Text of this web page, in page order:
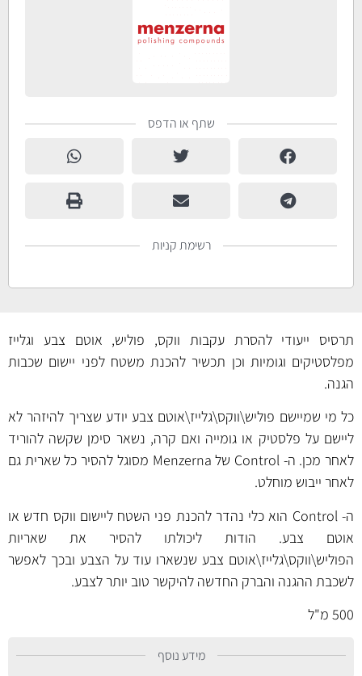
שתף או הדפס
רשימת קניות
תרסיס ייעודי להסרת עקבות ווקס, פוליש, אוטם צבע וגלייז
מפלסטיקים וגומיות וכן תכשיר להכנת משטח לפני יישום שכבות
הגנה.
כל מי שמיישם פוליש\ווקס\גלייז\אוטם צבע יודע שצריך להיזהר לא
ליישם על פלסטיק או גומייה ואם קרה, נשאר סימן שקשה להוריד
לאחר מכן. ה- Control של Menzerna מסוגל להסיר כל שארית גם
לאחר ייבוש מוחלט.
ה- Control הוא כלי נהדר להכנת פני השטח ליישום ווקס חדש או
אוטם צבע. הודות ליכולתו להסיר את שאריות
הפוליש\ווקס\גלייז\אוטם צבע שנשארו עוד על הצבע ובכך לאפשר
לשכבת ההגנה והברק החדשה להיקשר טוב יותר לצבע.
500 מ"ל
מידע נוסף